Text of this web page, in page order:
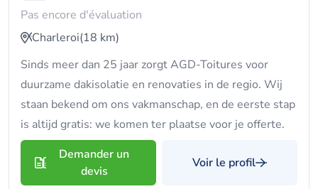
Pas encore d'évaluation
Charleroi(18 km)
Sinds meer dan 25 jaar zorgt AGD-Toitures voor
duurzame dakisolatie en renovaties in de regio. Wij
staan bekend om ons vakmanschap, en de eerste stap
is altijd gratis: we komen ter plaatse voor je offerte.
Demander un
devis
Voir le profil